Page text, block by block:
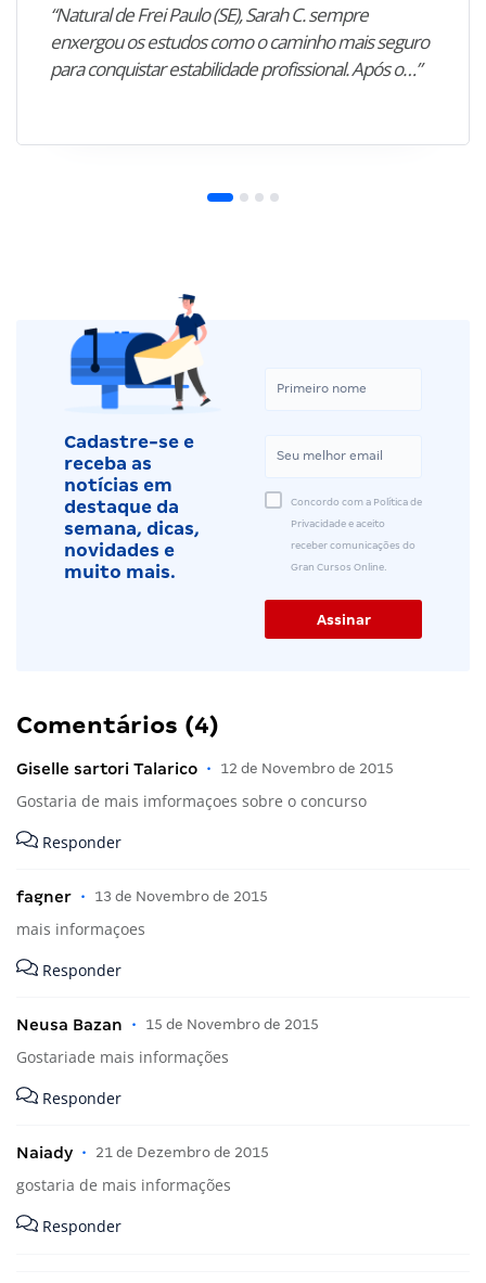
“Natural de Frei Paulo (SE), Sarah C. sempre
enxergou os estudos como o caminho mais seguro
para conquistar estabilidade profissional. Após o…”
Cadastre-se e
receba as
notícias em
destaque da
semana, dicas,
novidades e
muito mais.
Concordo com a Política de
Privacidade e aceito
receber comunicações do
Gran Cursos Online.
Comentários (4)
Giselle sartori Talarico • 12 de Novembro de 2015
Gostaria de mais imformaçoes sobre o concurso
Responder
fagner • 13 de Novembro de 2015
mais informaçoes
Responder
Neusa Bazan • 15 de Novembro de 2015
Gostariade mais informações
Responder
Naiady • 21 de Dezembro de 2015
gostaria de mais informações
Responder